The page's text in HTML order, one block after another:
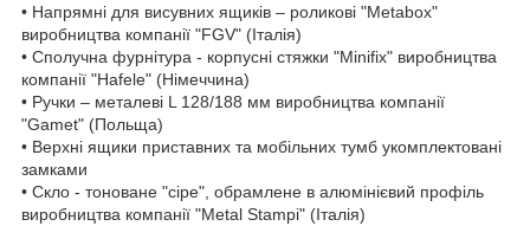
• Напрямні для висувних ящиків – роликові "Metabox"
виробництва компанії "FGV" (Італія)
• Сполучна фурнітура - корпусні стяжки "Minifix" виробництва
компанії "Hafele" (Німеччина)
• Ручки – металеві L 128/188 мм виробництва компанії
"Gamet" (Польща)
• Верхні ящики приставних та мобільних тумб укомплектовані
замками
• Скло - тоноване "сіре", обрамлене в алюмінієвий профіль
виробництва компанії "Metal Stampi" (Італія)